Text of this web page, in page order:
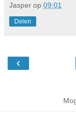
Jasper op 09:01
Delen
‹